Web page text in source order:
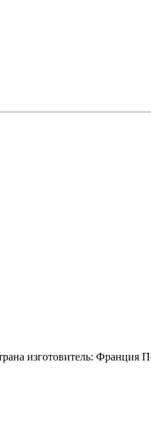
изготовитель: Франция